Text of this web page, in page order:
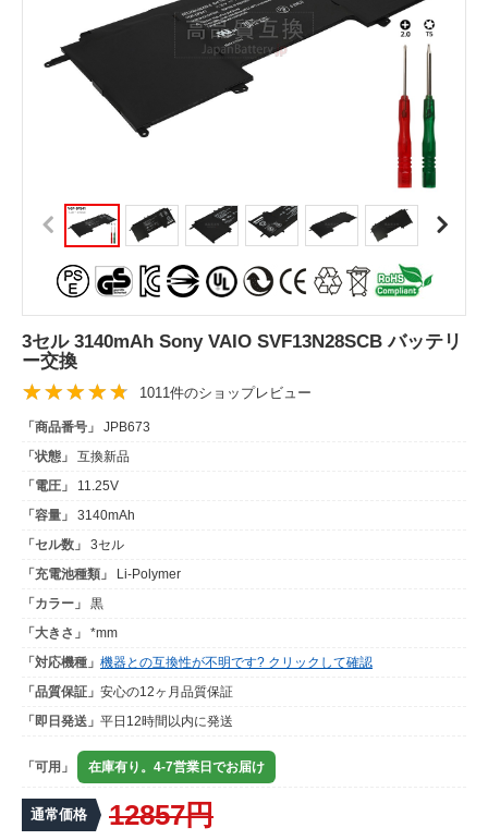
3セル 3140mAh Sony VAIO SVF13N28SCB バッテリ
ー交換
1011件のショップレビュー
「商品番号」
JPB673
「状態」
互換新品
「電圧」
11.25V
「容量」
3140mAh
「セル数」
3セル
「充電池種類」
Li-Polymer
「カラー」
黒
「大きさ」
*mm
「対応機種」 機器との互換性が不明です? クリックして確認
「品質保証」 安心の12ヶ月品質保証
「即日発送」 平日12時間以内に発送
「可用」 在庫有り。4-7営業日でお届け
通常価格 12857円